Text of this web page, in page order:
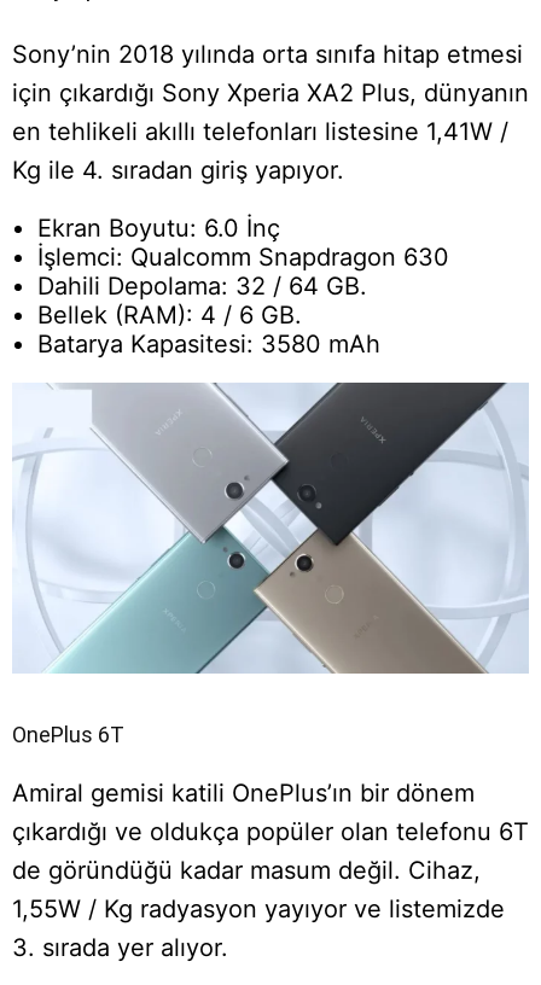
Sony’nin 2018 yılında orta sınıfa hitap etmesi
için çıkardığı Sony Xperia XA2 Plus, dünyanın
en tehlikeli akıllı telefonları listesine 1,41W /
Kg ile 4. sıradan giriş yapıyor.
Ekran Boyutu: 6.0 İnç
İşlemci: Qualcomm Snapdragon 630
Dahili Depolama: 32 / 64 GB.
Bellek (RAM): 4 / 6 GB.
Batarya Kapasitesi: 3580 mAh
OnePlus 6T
Amiral gemisi katili OnePlus’ın bir dönem
çıkardığı ve oldukça popüler olan telefonu 6T
de göründüğü kadar masum değil. Cihaz,
1,55W / Kg radyasyon yayıyor ve listemizde
3. sırada yer alıyor.